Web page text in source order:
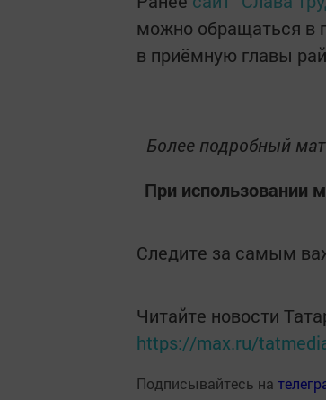
можно обращаться в
в приёмную главы
Более подробный
При использовании
Следите за самым
Читайте новости
https://max.ru/
Подписывайтесь на